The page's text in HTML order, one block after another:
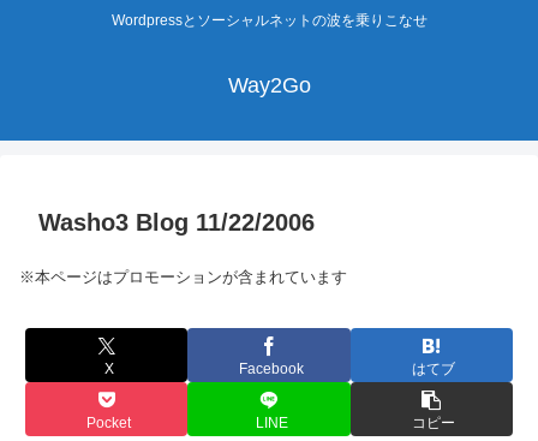
Wordpressとソーシャルネットの波を乗りこなせ
Way2Go
Washo3 Blog 11/22/2006
※本ページはプロモーションが含まれています
X Facebook はてブ
Pocket LINE コピー